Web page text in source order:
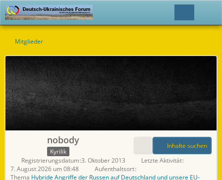
Mitglieder
nobody
Kyrilik
Inhalte suchen
Registrierungsdatum 3. Oktober 2013
Letzte Aktivität
7. August 2026 um 08:48
Aufenthaltsort
Thema Hybride Angriffe der Russen auf Deutschland und unsere EU-